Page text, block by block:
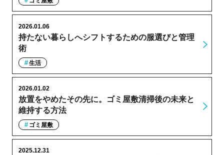
持たない暮らしへシフトするための服選びと管理
術
2026.01.06
生活
放置をやめたその先に。ゴミ屋敷清掃後の未来と
維持する方法
2026.01.02
ゴミ屋敷
2025.12.31